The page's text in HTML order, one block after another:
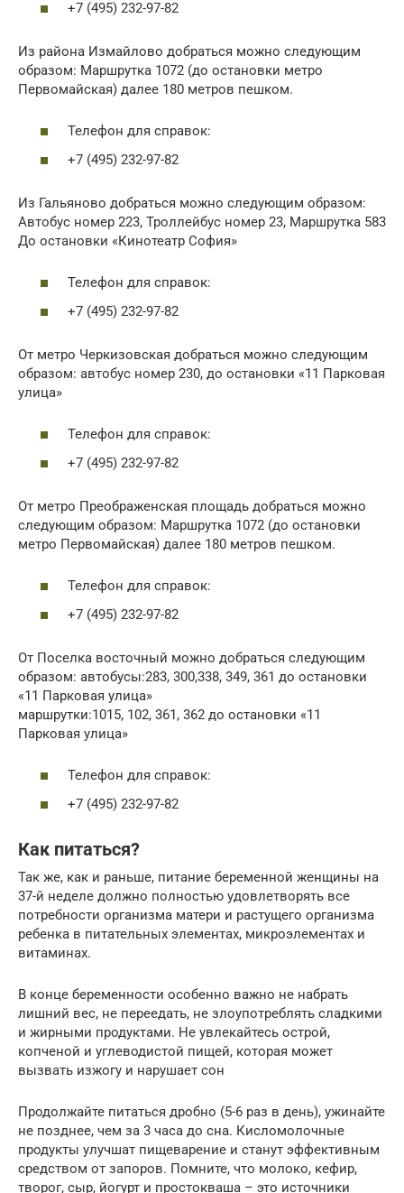
+7 (495) 232-97-82
Из района Измайлово добраться можно следующим
образом: Маршрутка 1072 (до остановки метро
Первомайская) далее 180 метров пешком.
Телефон для справок:
+7 (495) 232-97-82
Из Гальяново добраться можно следующим образом:
Автобус номер 223, Троллейбус номер 23, Маршрутка 583
До остановки «Кинотеатр София»
Телефон для справок:
+7 (495) 232-97-82
От метро Черкизовская добраться можно следующим
образом: автобус номер 230, до остановки «11 Парковая
улица»
Телефон для справок:
+7 (495) 232-97-82
От метро Преображенская площадь добраться можно
следующим образом: Маршрутка 1072 (до остановки
метро Первомайская) далее 180 метров пешком.
Телефон для справок:
+7 (495) 232-97-82
От Поселка восточный можно добраться следующим
образом: автобусы:283, 300,338, 349, 361 до остановки
«11 Парковая улица»
маршрутки:1015, 102, 361, 362 до остановки «11
Парковая улица»
Телефон для справок:
+7 (495) 232-97-82
Как питаться?
Так же, как и раньше, питание беременной женщины на
37-й неделе должно полностью удовлетворять все
потребности организма матери и растущего организма
ребенка в питательных элементах, микроэлементах и
витаминах.
В конце беременности особенно важно не набрать
лишний вес, не переедать, не злоупотреблять сладкими
и жирными продуктами. Не увлекайтесь острой,
копченой и углеводистой пищей, которая может
вызвать изжогу и нарушает сон
Продолжайте питаться дробно (5-6 раз в день), ужинайте
не позднее, чем за 3 часа до сна. Кисломолочные
продукты улучшат пищеварение и станут эффективным
средством от запоров. Помните, что молоко, кефир,
творог, сыр, йогурт и простокваша – это источники